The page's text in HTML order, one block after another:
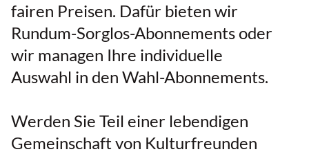
fairen Preisen. Dafür bieten wir
Rundum-Sorglos-Abonnements oder
wir managen Ihre individuelle
Auswahl in den Wahl-Abonnements.
Werden Sie Teil einer lebendigen
Gemeinschaft von Kulturfreunden